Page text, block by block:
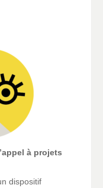
à projets
dispositif